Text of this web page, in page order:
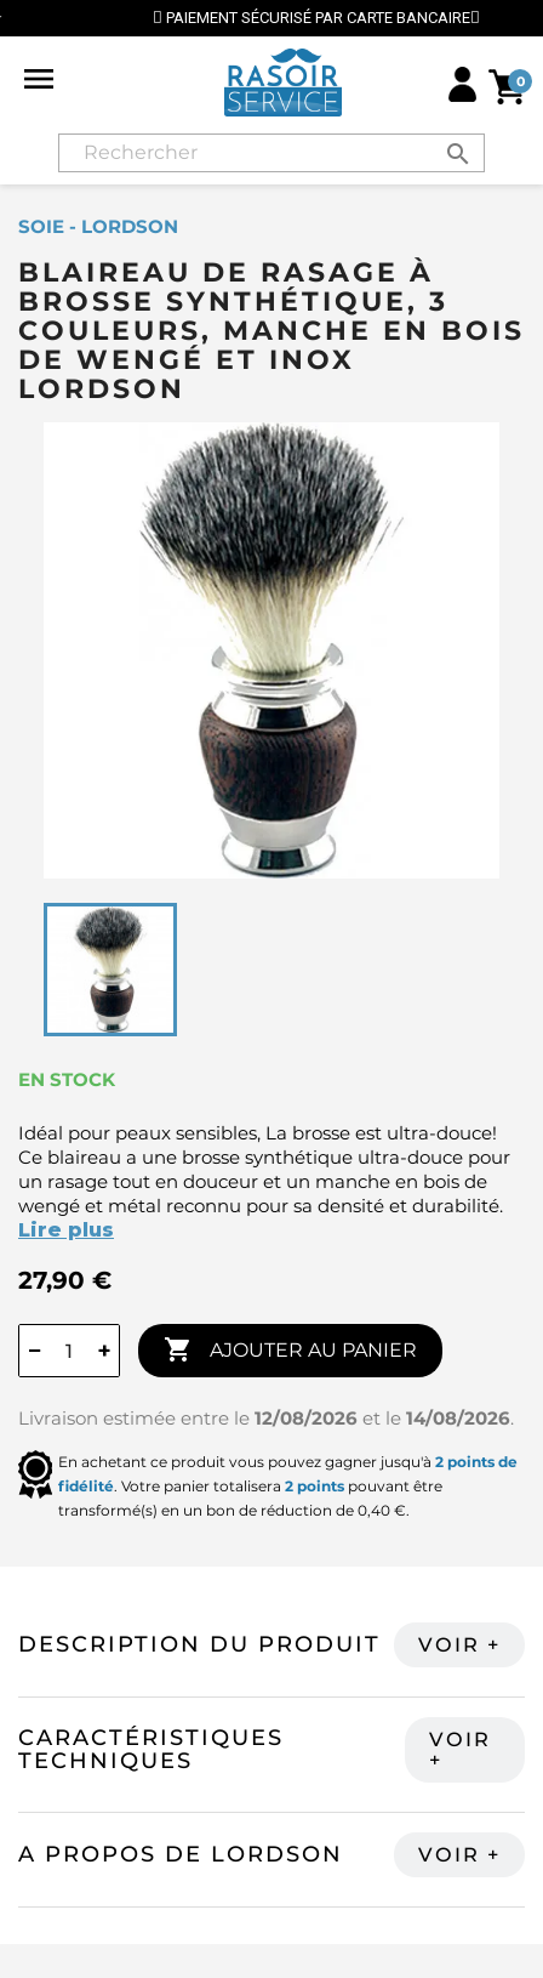
PAIEMENT SÉCURISÉ PAR CARTE BANCAIRE
 0
search
SOIE - LORDSON
BLAIREAU DE RASAGE À
BROSSE SYNTHÉTIQUE, 3
COULEURS, MANCHE EN BOIS
DE WENGÉ ET INOX
LORDSON
EN STOCK
Idéal pour peaux sensibles, La brosse est ultra-douce!
Ce blaireau a une brosse synthétique ultra-douce pour
un rasage tout en douceur et un manche en bois de
wengé et métal reconnu pour sa densité et durabilité.
Lire plus
27,90 €
− +  AJOUTER AU PANIER
Livraison estimée entre le 12/08/2026 et le 14/08/2026.
En achetant ce produit vous pouvez gagner jusqu'à 2 points de
fidélité. Votre panier totalisera 2 points pouvant être
transformé(s) en un bon de réduction de 0,40 €.
DESCRIPTION DU PRODUIT
CARACTÉRISTIQUES
TECHNIQUES
A PROPOS DE LORDSON